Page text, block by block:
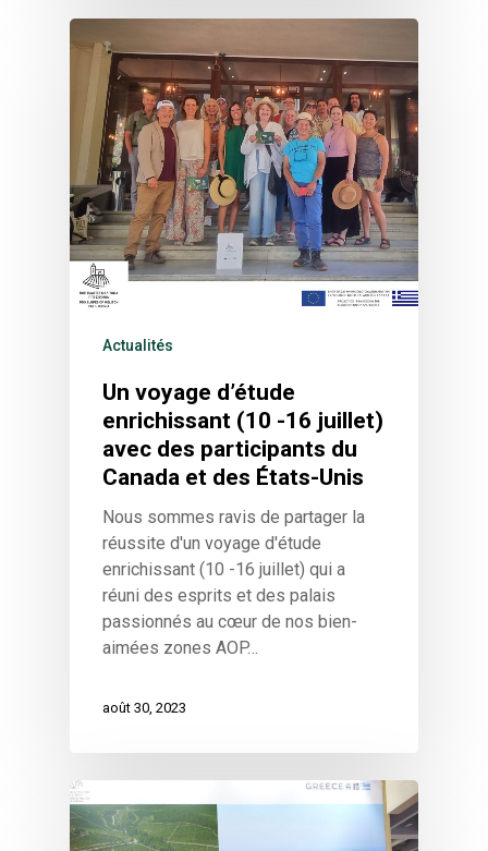
Actualités
Un voyage d’étude
enrichissant (10 -16 juillet)
avec des participants du
Canada et des États-Unis
Nous sommes ravis de partager la
réussite d'un voyage d'étude
enrichissant (10 -16 juillet) qui a
réuni des esprits et des palais
passionnés au cœur de nos bien-
aimées zones AOP…
août 30, 2023